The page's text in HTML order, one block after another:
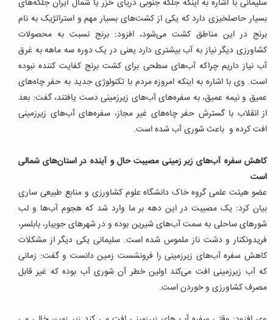
سلیمانی با اشاره به اینکه جلگه جنوبی دریای خزر یا شمال ایران جلگه‌های
بسیار حاصلخیزی دارد که یکی از کشت‌های بسیار مهم و استراتژیک به نام
برنج در این مناطق کشت می‌شود، افزود: برنج نسبت به محصولات
کشاورزی دیگر نیاز به آب بیشتری دارد یعنی در یک دوره سه ماهه به غرق
آب نیاز داریم چراکه آب‌های سطحی برای کشت برنج کفایت کننده نبوده
است. وی با اشاره به اینکه امروزه مردم با تکنولوژی جدید به حفر چاه‌های
عمیق و نیمه عمیق، به سفره‌های آب‌های زیرزمینی دست یافتند، گفت: بعد
از انقلاب با گسترش حفر چاه‌های غیر مجاز، سفره‌های آب‌های زیرزمینی
افت کرده و باعث شوری آب شده است.
کاهش سفره‌ آب‌های زیر زمینی مصیبت حال و آینده در استان‌های شمالی
است
عضو هیئت علمی گروه خاک دانشگاه علوم کشاورزی و منابع طبیعی ساری
بیان کرد: یک مصیبت در این دهه بر ما وارد شد که هجوم آب‌ها و لب
شورهای ساحلی به سمت آب‌های شیرین بوده و در شهرهای جویبار، بابلسر،
فریدونکنار و دشت ناز ملموس شده است. سلیمانی یکی دیگر از مشکلات
کاهش سفره آب‌های زیرزمینی را فرونشست زمین دانست و گفت: زمانی
که آب زیرزمینی افت می‌کند اولین خطر آن شوری آب بوده که غیر قابل
مصرف کشاورزی و خوردن است.